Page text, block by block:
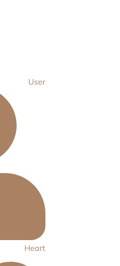
User
Heart